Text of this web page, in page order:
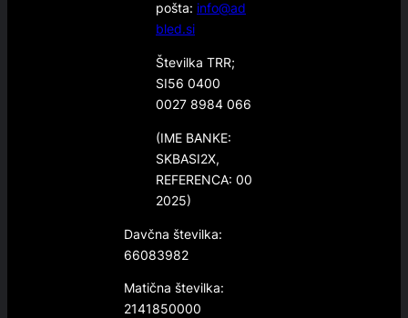
pošta: info@ad
bled.si
Številka TRR;
SI56 0400
0027 8984 066
(IME BANKE:
SKBASI2X,
REFERENCA: 00
2025)
Davčna številka:
66083982
Matična številka:
2141850000